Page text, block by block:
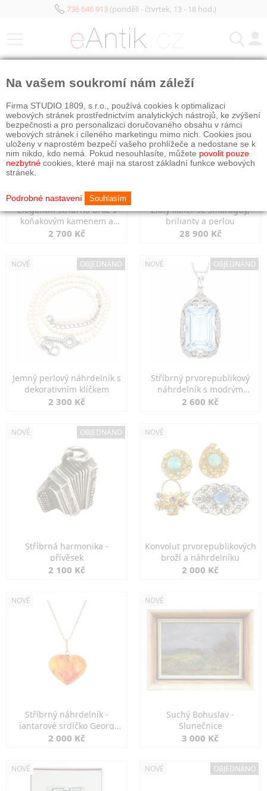
736 646 913(pondělí - čtvrtek, 13 - 18 hod.)
Elegantní stříbrná brož s
koňakovým kamenem a
markazity
2 700 Kč
Zlatý kolier se smaragdy,
brilianty a perlou
28 900 Kč
NOVÉ OBJEDNÁNO
Jemný perlový náhrdelník s
dekorativním klíčkem
2 300 Kč
NOVÉ OBJEDNÁNO
Stříbrný prvorepublikový
náhrdelník s modrým
spinelem
2 600 Kč
NOVÉ OBJEDNÁNO
Stříbrná harmonika -
přívěsek
2 100 Kč
NOVÉ
Konvolut prvorepublikových
broží a náhrdelníku
2 000 Kč
NOVÉ
Stříbrný náhrdelník -
jantarové srdíčko Georg
Kramer
2 000 Kč
NOVÉ
Suchý Bohuslav -
Slunečnice
3 000 Kč
NOVÉ NOVÉ OBJEDNÁNO
Na vašem soukromí nám záleží
Firma STUDIO 1809, s.r.o., používá cookies k optimalizaci
webových stránek prostřednictvím analytických nástrojů, ke zvýšení
bezpečnosti a pro personalizaci doručovaného obsahu v rámci
webových stránek i cíleného marketingu mimo nich. Cookies jsou
uloženy v naprostém bezpečí vašeho prohlížeče a nedostane se k
nim nikdo, kdo nemá. Pokud nesouhlasíte, můžete povolit pouze
nezbytné cookies, které mají na starost základní funkce webových
stránek.
Podrobné nastavení Souhlasím